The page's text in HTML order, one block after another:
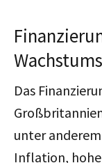
Das
unter
Inflation,